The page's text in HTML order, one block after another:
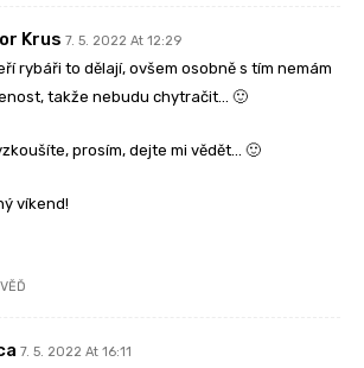
Krus 7. 5. 2022 At 12:29
rybáři to dělají, ovšem osobně s tím nemám
takže nebudu chytračit… 🙂
prosím, dejte mi vědět… 🙂
víkend!
7. 5. 2022 At 16:11